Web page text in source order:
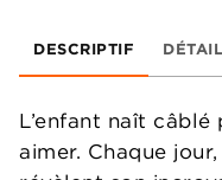
DESCRIPTIF
L’enfant naît
aimer. Chaque